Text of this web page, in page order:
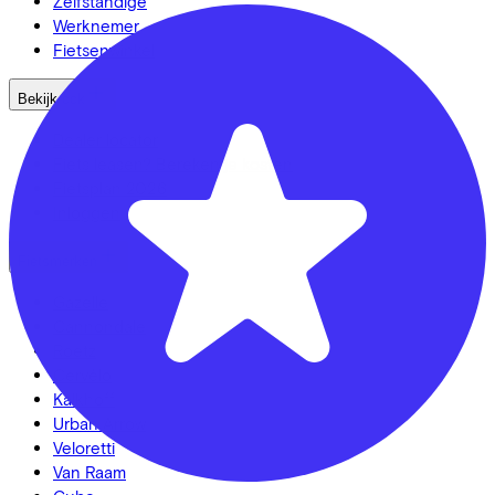
Werknemer
Fietsenwinkel
Bekijk ook
Fiets leasen? Bereken je kosten
Kalkhoff
Urban Arrow
Veloretti
Van Raam